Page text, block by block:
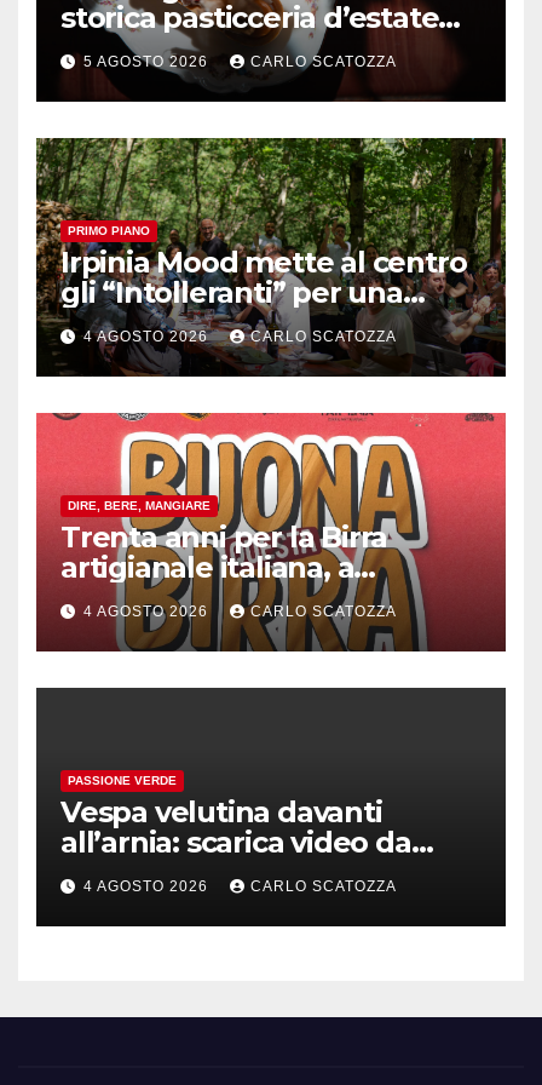
storica pasticceria d’estate
ma il top rimane la
sfogliatella, in diretta da
Pintauro
5 AGOSTO 2026 CARLO SCATOZZA
PRIMO PIANO
Irpinia Mood mette al centro
gli “Intolleranti” per una
rivoluzione sostenibile del
cibo
4 AGOSTO 2026 CARLO SCATOZZA
DIRE, BERE, MANGIARE
Trenta anni per la Birra
artigianale italiana, a
Pomigliano d’arco evento
celebrativo con birra speciale
4 AGOSTO 2026 CARLO SCATOZZA
PASSIONE VERDE
Vespa velutina davanti
all’arnia: scarica video da
TikTok prima che il post
sparisca
4 AGOSTO 2026 CARLO SCATOZZA